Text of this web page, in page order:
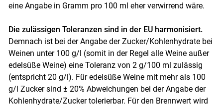
eine Angabe in Gramm pro 100 ml eher verwirrend wäre.
Die zulässigen Toleranzen sind in der EU harmonisiert.
Demnach ist bei der Angabe der Zucker/Kohlenhydrate bei
Weinen unter 100 g/l (somit in der Regel alle Weine außer
edelsüße Weine) eine Toleranz von 2 g/100 ml zulässig
(entspricht 20 g/l). Für edelsüße Weine mit mehr als 100
g/l Zucker sind ± 20% Abweichungen bei der Angabe der
Kohlenhydrate/Zucker tolerierbar. Für den Brennwert wird